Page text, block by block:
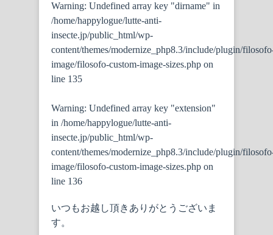
Warning: Undefined array key "dirname" in
/home/happylogue/lutte-anti-
insecte.jp/public_html/wp-
content/themes/modernize_php8.3/include/plugin/
image/filosofo-custom-image-sizes.php on
line 135
Warning: Undefined array key "extension"
in /home/happylogue/lutte-anti-
insecte.jp/public_html/wp-
content/themes/modernize_php8.3/include/plugin/
image/filosofo-custom-image-sizes.php on
line 136
いつもお越し頂きありがとうございま
す。